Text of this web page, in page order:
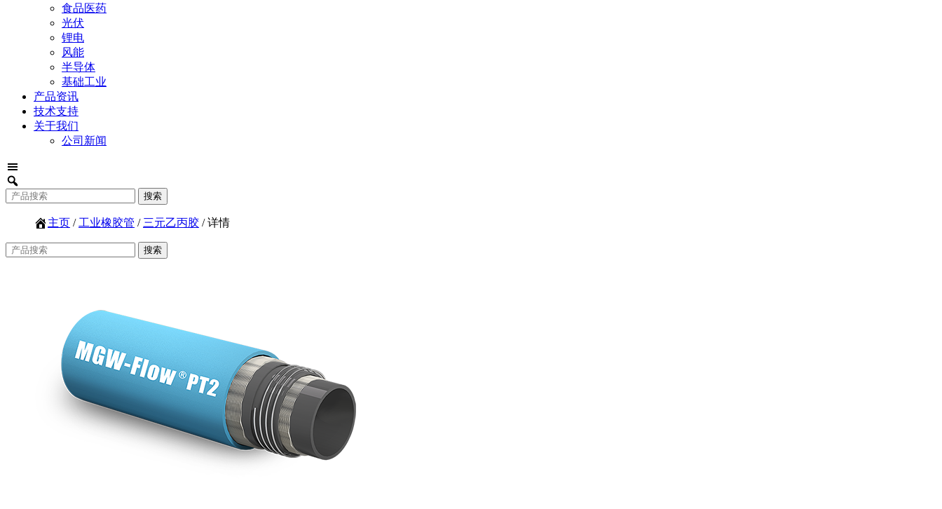
食品医药
光伏
锂电
风能
半导体
基础工业
产品资讯
技术支持
关于我们
公司新闻
主页 / 工业橡胶管 / 三元乙丙胶 / 详情